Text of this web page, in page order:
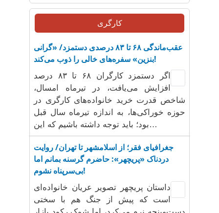
کارگری
عقب‌ماندگی ۶۸ تا ۸۳ درصدی دستمزد/ «گرانی
بنزین» سفره‌های خالی را ذوب می‌کند!
اگر دستمزد کارگران ۶۸ تا ۸۳ درصد
افزایش می‌یافت، در تیرماه امسال،
شاخص قدرت خرید خانواده‌های کارگری در
حوزه خوراکی‌ها، به اندازه تیرماه سال قبل
بود؛ باید توجه داشته باشیم که این…
جغرافیای فقر؛ از اسلامشهر تا تهران/ روایت
دردناک «پریچهر»: حاضرم گرسنه بمانم اما
بی‌سرپناه نشوم!
داستان پریچهر تصویر عریان خانواده‌ای
است که پیش از جنگ هم با سختی